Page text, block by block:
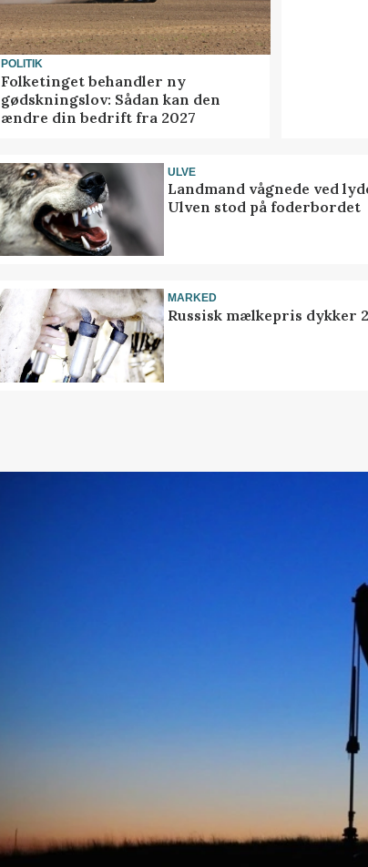
POLITIK
Folketinget behandler ny
gødskningslov: Sådan kan den
ændre din bedrift fra 2027
ULVE
Landmand vågnede ved
Ulven stod på foderbordet
MARKED
Russisk mælkepris dykker